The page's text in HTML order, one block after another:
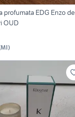
profumata EDG Enzo de
OUD
MI)